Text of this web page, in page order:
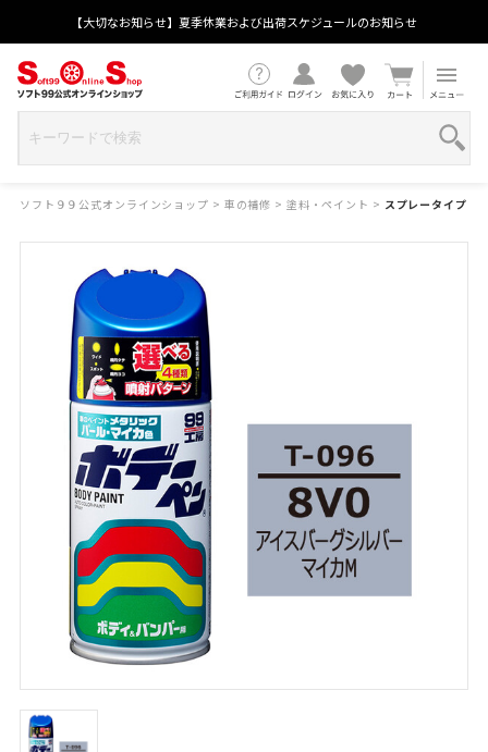
【大切なお知らせ】夏季休業および出荷スケジュールのお知らせ
ソフト９９公式オンラインショップ > 車の補修 > 塗料・ペイント > スプレータイプ